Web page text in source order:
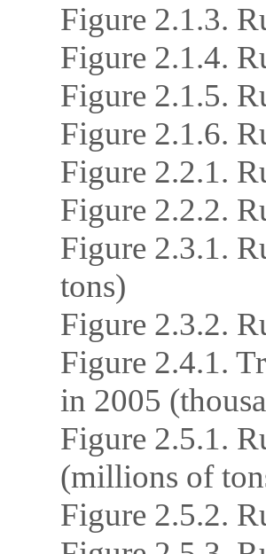
Figure 2.1.3.
Figure 2.1.4.
Figure 2.1.5.
Figure 2.1.6.
Figure 2.2.1.
Figure 2.2.2.
Figure 2.3.1.
tons)
Figure 2.3.2.
Figure 2.4.1.
in 2005
Figure 2.5.1.
(millions of
Figure 2.5.2.